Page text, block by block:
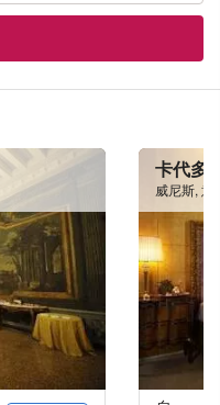
卡代多
威尼斯, 意